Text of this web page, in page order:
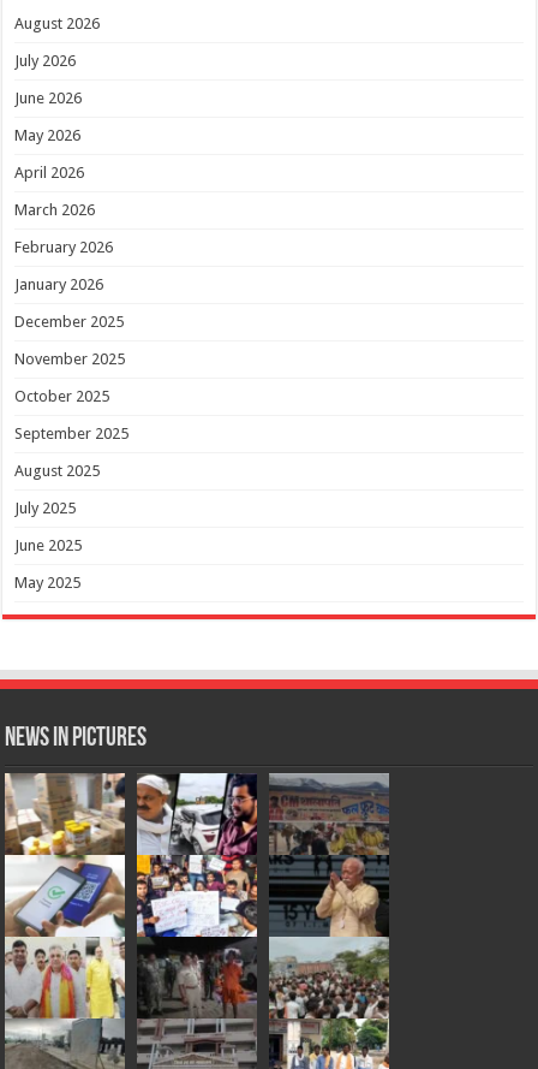
August 2026
July 2026
June 2026
May 2026
April 2026
March 2026
February 2026
January 2026
December 2025
November 2025
October 2025
September 2025
August 2025
July 2025
June 2025
May 2025
News in Pictures